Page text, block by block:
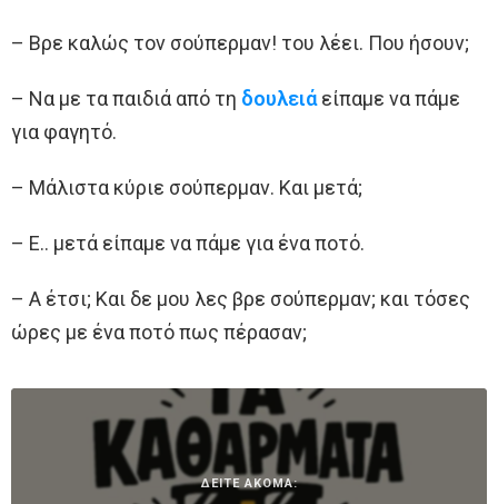
– Βρε καλώς τον σούπερμαν! του λέει. Που ήσουν;
– Να με τα παιδιά από τη δουλειάείπαμε να πάμε
για φαγητό.
– Μάλιστα κύριε σούπερμαν. Και μετά;
– Ε.. μετά είπαμε να πάμε για ένα ποτό.
– Α έτσι; Και δε μου λες βρε σούπερμαν; και τόσες
ώρες με ένα ποτό πως πέρασαν;
ΔΕΙΤΕ ΑΚΟΜΑ: